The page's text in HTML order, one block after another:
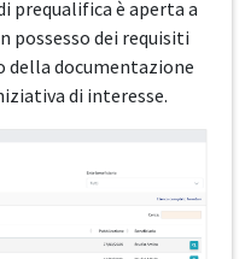
prequalifica è aperta a
dei requisiti
documentazione
di interesse.